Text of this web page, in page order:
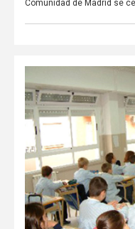
Comunidad de Madrid se